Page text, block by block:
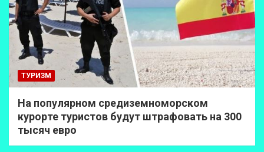
ТУРИЗМ
На популярном средиземноморском
курорте туристов будут штрафовать на 300
тысяч евро